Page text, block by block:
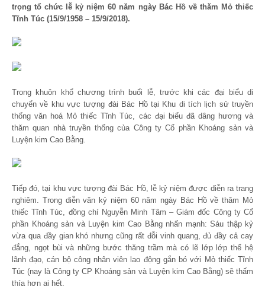
trọng tổ chức lễ kỷ niệm 60 năm ngày Bác Hồ về thăm Mỏ thiếc
Tĩnh Túc (15/9/1958 – 15/9/2018).
Trong khuôn khổ chương trình buổi lễ, trước khi các đại biểu di
chuyển về khu vực tượng đài Bác Hồ tại Khu di tích lịch sử truyền
thống văn hoá Mỏ thiếc Tĩnh Túc, các đại biểu đã dâng hương và
thăm quan nhà truyền thống của Công ty Cổ phần Khoáng sản và
Luyện kim Cao Bằng.
Tiếp đó, tại khu vực tượng đài Bác Hồ, lễ kỷ niệm được diễn ra trang
nghiêm. Trong diễn văn kỷ niệm 60 năm ngày Bác Hồ về thăm Mỏ
thiếc Tĩnh Túc, đồng chí Nguyễn Minh Tâm – Giám đốc Công ty Cổ
phần Khoáng sản và Luyện kim Cao Bằng nhấn mạnh: Sáu thập kỷ
vừa qua đầy gian khó nhưng cũng rất đỗi vinh quang, đủ đầy cả cay
đắng, ngọt bùi và những bước thăng trầm mà có lẽ lớp lớp thế hệ
lãnh đạo, cán bộ công nhân viên lao động gắn bó với Mỏ thiếc Tĩnh
Túc (nay là Công ty CP Khoáng sản và Luyện kim Cao Bằng) sẽ thấm
thía hơn ai hết.